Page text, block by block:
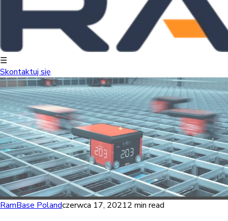
☰
Skontaktuj się
RamBase Polandczerwca 17, 20212 min read